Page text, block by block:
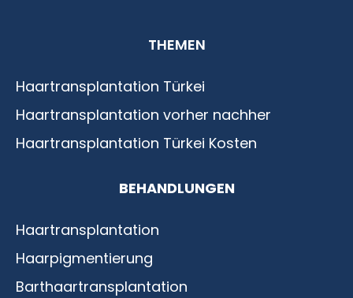
Istanbul
THEMEN
Haartransplantation Türkei
Haartransplantation vorher nachher
Haartransplantation Türkei Kosten
BEHANDLUNGEN
Haartransplantation
Haarpigmentierung
Barthaartransplantation